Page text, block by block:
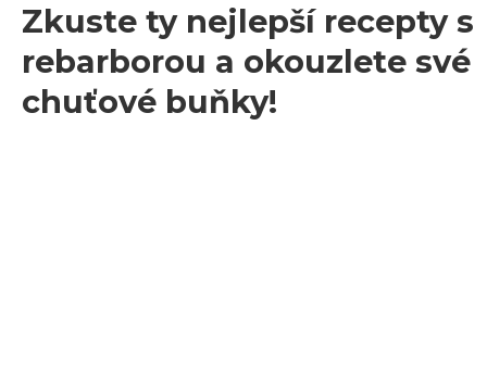
Zkuste ty nejlepší recepty s
rebarborou a okouzlete své
chuťové buňky!